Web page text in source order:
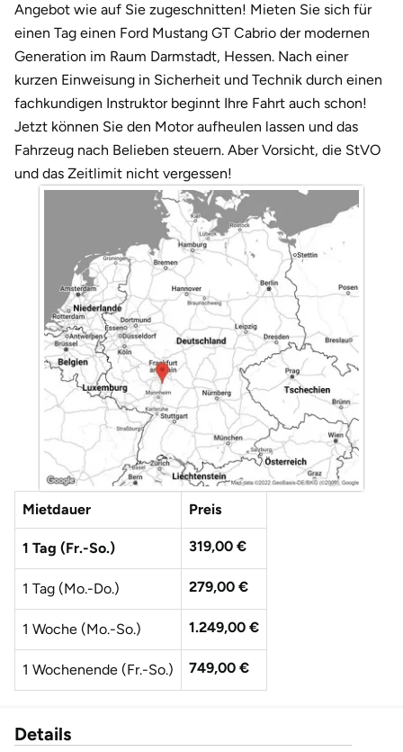
Angebot wie auf Sie zugeschnitten! Mieten Sie sich für
einen Tag einen Ford Mustang GT Cabrio der modernen
Generation im Raum Darmstadt, Hessen. Nach einer
kurzen Einweisung in Sicherheit und Technik durch einen
fachkundigen Instruktor beginnt Ihre Fahrt auch schon!
Jetzt können Sie den Motor aufheulen lassen und das
Fahrzeug nach Belieben steuern. Aber Vorsicht, die StVO
und das Zeitlimit nicht vergessen!
Mietdauer Preis
1 Tag (Fr.-So.) 319,00 €
1 Tag (Mo.-Do.) 279,00 €
1 Woche (Mo.-So.) 1.249,00 €
1 Wochenende (Fr.-So.) 749,00 €
Details
Dietzenbach
Dingolfing
Dorsten
Dortmund
Düsseldorf
Erfurt
Erlangen
Flensburg
Frankfurt am Main
Freiberg
Freiburg
Fulda
Fürth